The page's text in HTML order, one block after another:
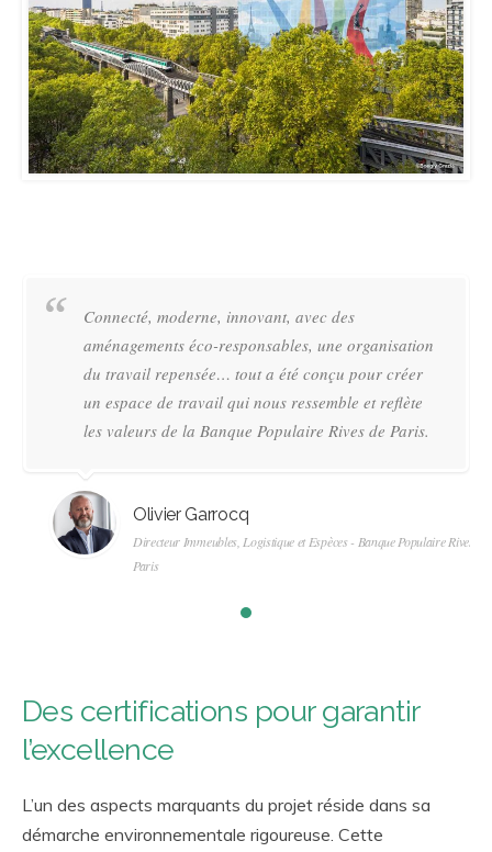
Connecté, moderne, innovant, avec des
aménagements éco-responsables, une organisation
du travail repensée… tout a été conçu pour créer
un espace de travail qui nous ressemble et reflète
les valeurs de la Banque Populaire Rives de Paris.
Olivier Garrocq
Directeur Immeubles, Logistique et Espèces - Banque Populaire Rives de
Paris
Des certifications pour garantir
l’excellence
L’un des aspects marquants du projet réside dans sa
démarche environnementale rigoureuse. Cette